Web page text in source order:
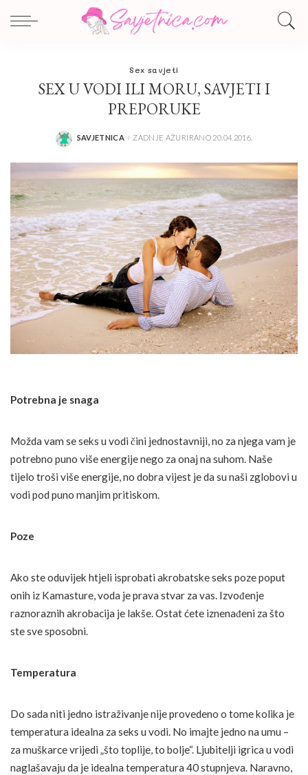
Sex savjeti
SEX U VODI ILI MORU, SAVJETI I
PREPORUKE
POSTED
SAVJETNICA ZADNJE AŽURIRANO 20.04.2016.
Potrebna je snaga
Možda vam se seks u vodi čini jednostavniji, no za njega vam je
potrebno puno više energije nego za onaj na suhom. Naše
tijelo troši više energije, no dobra vijest je da su naši zglobovi u
vodi pod puno manjim pritiskom.
Poze
Ako ste oduvijek htjeli isprobati akrobatske seks poze poput
onih iz Kamasture, voda je prava stvar za vas. Izvođenje
raznoraznih akrobacija je lakše. Ostat ćete iznenađeni za što
ste sve sposobni.
Temperatura
Do sada niti jedno istraživanje nije provedeno o tome kolika je
temperatura idealna za seks u vodi. No imajte jedno na umu –
za muškarce vrijedi „što toplije, to bolje“. Ljubitelji igrica u vodi
naglašavaju da je idealna temperatura 40 stupnjeva. Naravno,